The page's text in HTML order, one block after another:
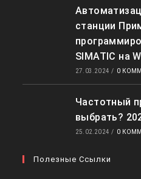
станции
SIMATIC на
27.03.2024 / 0
Частотный
выбрать?
25.02.2024 / 0
Полезные Ссылки